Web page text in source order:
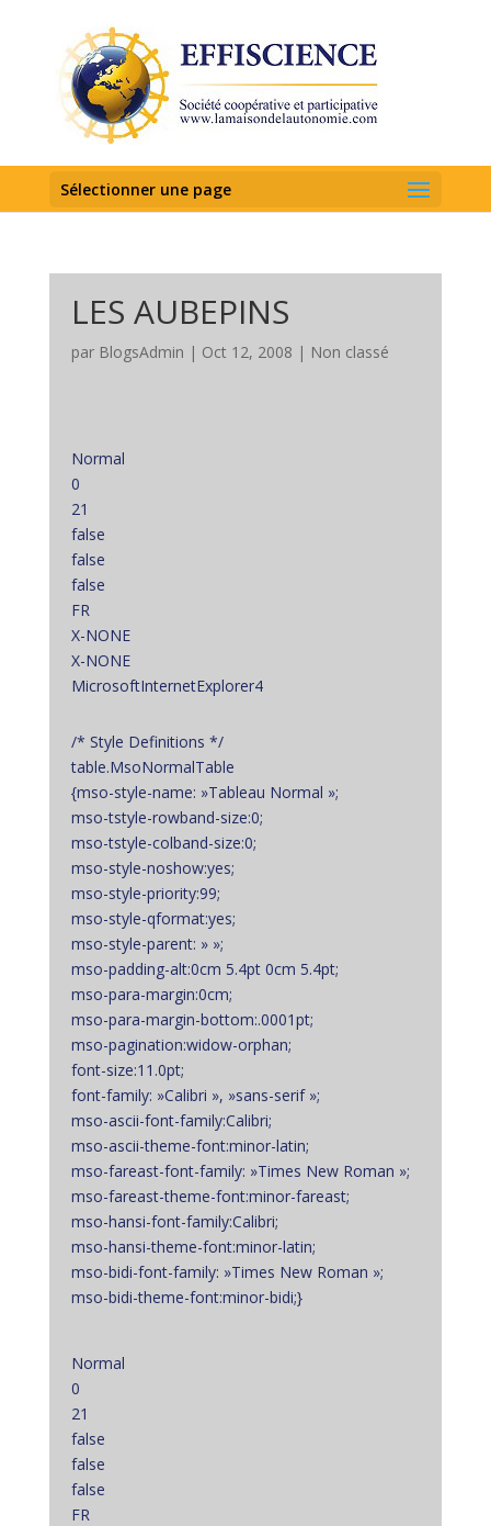
Sélectionner une page
LES AUBEPINS
par BlogsAdmin | Oct 12, 2008 | Non classé
Normal
0
21
false
false
false
FR
X-NONE
X-NONE
MicrosoftInternetExplorer4
/* Style Definitions */
table.MsoNormalTable
{mso-style-name: »Tableau Normal »;
mso-tstyle-rowband-size:0;
mso-tstyle-colband-size:0;
mso-style-noshow:yes;
mso-style-priority:99;
mso-style-qformat:yes;
mso-style-parent: » »;
mso-padding-alt:0cm 5.4pt 0cm 5.4pt;
mso-para-margin:0cm;
mso-para-margin-bottom:.0001pt;
mso-pagination:widow-orphan;
font-size:11.0pt;
font-family: »Calibri », »sans-serif »;
mso-ascii-font-family:Calibri;
mso-ascii-theme-font:minor-latin;
mso-fareast-font-family: »Times New Roman »;
mso-fareast-theme-font:minor-fareast;
mso-hansi-font-family:Calibri;
mso-hansi-theme-font:minor-latin;
mso-bidi-font-family: »Times New Roman »;
mso-bidi-theme-font:minor-bidi;}
Normal
0
21
false
false
false
FR